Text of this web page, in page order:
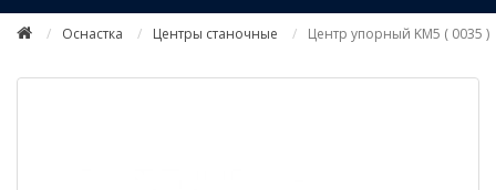
Оснастка Центры станочные Центр упорный KM5 ( 0035 )